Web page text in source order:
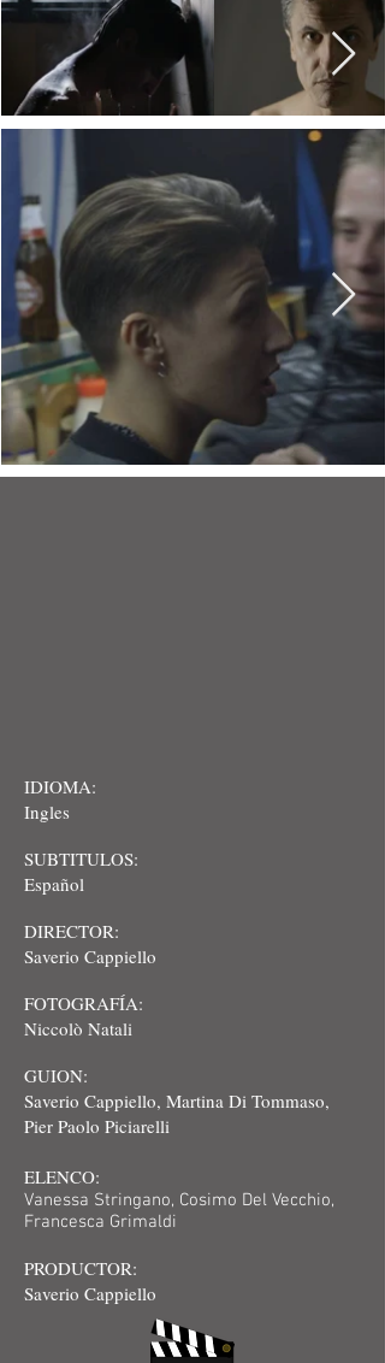
IDIOMA:
Ingles
SUBTITULOS:
Español
DIRECTOR:
Saverio Cappiello
FOTOGRAFÍA:
Niccolò Natali
GUION:
Saverio Cappiello, Martina Di Tommaso,
Pier Paolo Piciarelli
ELENCO:
Vanessa Stringano, Cosimo Del Vecchio,
Francesca Grimaldi
PRODUCTOR:
Saverio Cappiello